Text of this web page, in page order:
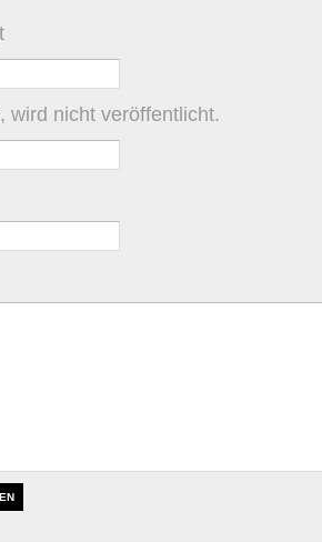
wird nicht veröffentlicht.